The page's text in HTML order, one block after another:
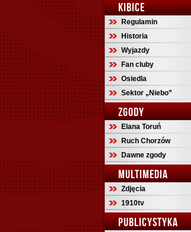
KIBICE
Regulamin
Historia
Wyjazdy
Fan cluby
Osiedla
Sektor „Niebo”
ZGODY
Elana Toruń
Ruch Chorzów
Dawne zgody
MULTIMEDIA
Zdjęcia
1910tv
PUBLICYSTYKA